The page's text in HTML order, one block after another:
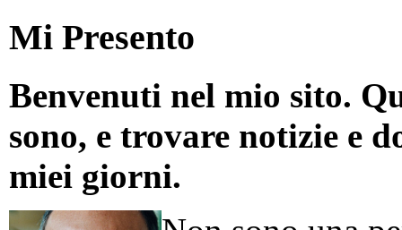
Mi Presento
Benvenuti nel mio sito.
sono, e trovare notizie e
miei giorni.